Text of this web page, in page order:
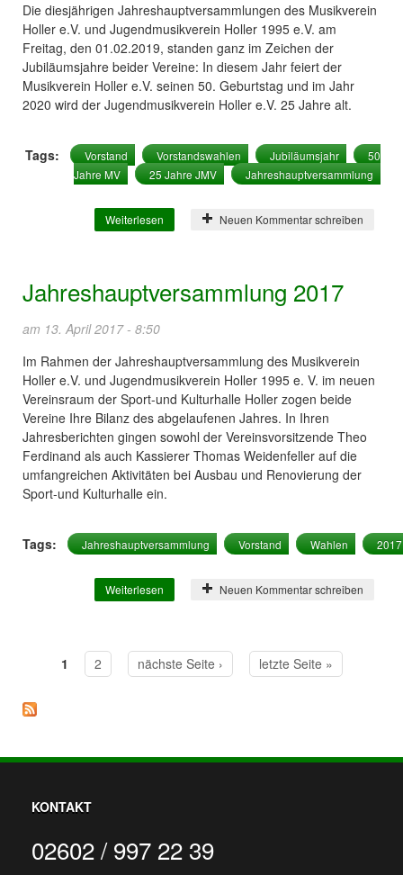
Die diesjährigen Jahreshauptversammlungen des Musikverein
Holler e.V. und Jugendmusikverein Holler 1995 e.V. am
Freitag, den 01.02.2019, standen ganz im Zeichen der
Jubiläumsjahre beider Vereine: In diesem Jahr feiert der
Musikverein Holler e.V. seinen 50. Geburtstag und im Jahr
2020 wird der Jugendmusikverein Holler e.V. 25 Jahre alt.
Tags: Vorstand Vorstandswahlen Jubiläumsjahr
50
Jahre MV
25 Jahre JMV Jahreshauptversammlung
Weiterlesen
über Vorstand neu gewählt - In 2019 und
Neuen Kommentar schreiben
Jahreshauptversammlung 2017
am 13. April 2017 - 8:50
Im Rahmen der Jahreshauptversammlung des Musikverein
Holler e.V. und Jugendmusikverein Holler 1995 e. V. im neuen
Vereinsraum der Sport-und Kulturhalle Holler zogen beide
Vereine Ihre Bilanz des abgelaufenen Jahres. In Ihren
Jahresberichten gingen sowohl der Vereinsvorsitzende Theo
Ferdinand als auch Kassierer Thomas Weidenfeller auf die
umfangreichen Aktivitäten bei Ausbau und Renovierung der
Sport-und Kulturhalle ein.
Tags: Jahreshauptversammlung Vorstand Wahlen 2017
Weiterlesen über Jahreshauptversammlung 2017
Neuen Kommentar schreiben
Seiten
1 2 nächste Seite › letzte Seite »
KONTAKT
02602 / 997 22 39